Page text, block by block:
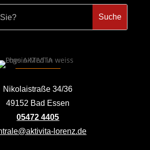
Nikolaistraße 34/36
49152 Bad Essen
05472 4405
lorenz.de